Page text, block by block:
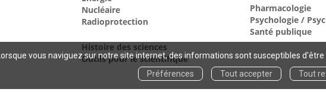
Lorsque vous naviguez sur notre site internet, des informations sont susceptibles
Préférences
Tout accepter Tout
Nucléaire
Radioprotection
Histoire des sciences
Outils pour le scientifique
Pharmacologie
Psychologie /
Santé publique